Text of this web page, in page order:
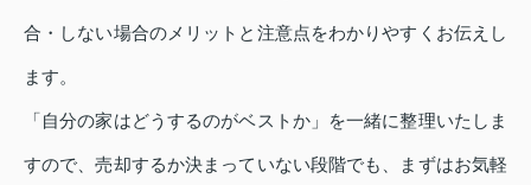
合・しない場合のメリットと注意点をわかりやすくお伝えし
ます。
「自分の家はどうするのがベストか」を一緒に整理いたしま
すので、売却するか決まっていない段階でも、まずはお気軽